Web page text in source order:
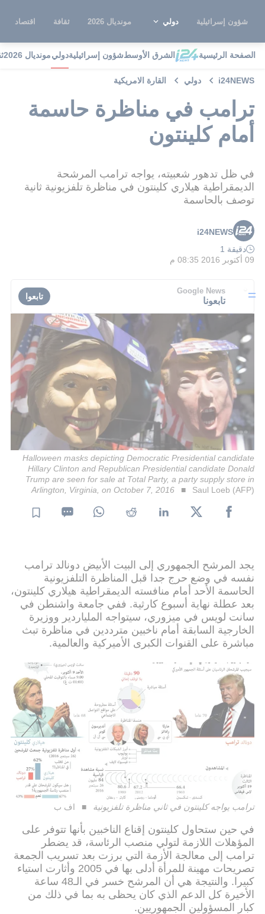
شؤون إسرائيلية دولي مونديال 2026 ثقافة اقتصاد
الصفحة الرئيسية الشرق الأوسطشؤون إسرائيليةدوليمونديال 2026
i24NEWS دولي القارة الامريكية
ترامب في مناظرة حاسمة
أمام كلينتون
في ظل تدهور شعبيته، يواجه ترامب المرشحة
الديمقراطية هيلاري كلينتون في مناظرة تلفزيونية ثانية
توصف بالحاسمة
i24NEWS
دقيقة 1
09 أكتوبر 2016 08:35 م
Google News
تابعونا تابعوا
Halloween masks depicting Democratic Presidential candidate
Hillary Clinton and Republican Presidential candidate Donald
Trump are seen for sale at Total Party, a party supply store in
Arlington, Virginia, on October 7, 2016
Saul Loeb (AFP)
يجد المرشح الجمهوري إلى البيت الأبيض دونالد ترامب
نفسه في وضع حرج جدا قبل المناظرة التلفزيونية
الحاسمة الأحد أمام منافسته الديمقراطية هيلاري كلينتون،
بعد عطلة نهاية أسبوع كارثية. ففي جامعة واشنطن في
سانت لويس في ميزوري، سيتواجه الملياردير ووزيرة
الخارجية السابقة أمام ناخبين مترددين في مناظرة تبث
مباشرة على القنوات الكبرى الأميركية والعالمية.
ترامب يواجه كلينتون في ثاني مناظرة تلفزيونية اف ب
في حين ستحاول كلينتون إقناع الناخبين بأنها تتوفر على
المؤهلات اللازمة لتولي منصب الرئاسة، قد يضطر
ترامب إلى معالجة الأزمة التي برزت بعد تسريب الجمعة
تصريحات مهينة للمرأة أدلى بها في 2005 وأثارت استياء
كبيرا. والنتيجة هي أن المرشح خسر في الـ48 ساعة
الأخيرة كل الدعم الذي كان يحظى به بما في ذلك من
كبار المسؤولين الجمهوريين.